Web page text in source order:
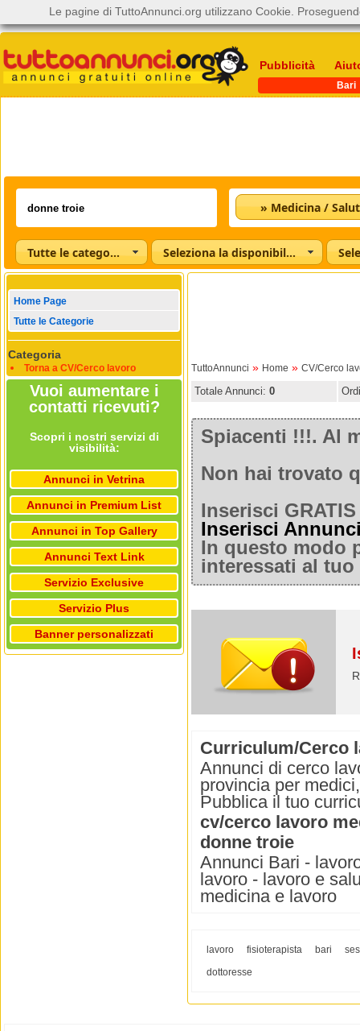
Pubblicità
Bari
» Medicina /
Tutte le categorie Seleziona la disponibilità
Home Page
Tutte le Categorie
Categoria
Torna a CV/Cerco lavoro
Vuoi aumentare i
contatti ricevuti?
Scopri i nostri servizi di
visibilità:
Annunci in Vetrina
Annunci in Premium List
Annunci in Top Gallery
Annunci Text Link
Servizio Exclusive
Servizio Plus
Banner personalizzati
TuttoAnnunci » Home » CV/Cerco
Totale Annunci: 0
Spiacenti !!!. Al
Non hai trovato
Inserisci
Inserisci
In questo modo
interessati al
Curriculum/Cerco
Annunci di cerco
provincia per
Pubblica il tuo
cv/cerco lavoro
donne troie
Annunci Bari -
lavoro - lavoro e
medicina e lavoro
lavoro fisioterapista bari
dottoresse
Le pagine di TuttoAnnunci.org utilizzano Cookie.